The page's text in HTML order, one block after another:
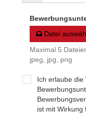
Datei
Maximal 5
jpeg, jpg, png
Ich erlaube die
ist mit Wirkung